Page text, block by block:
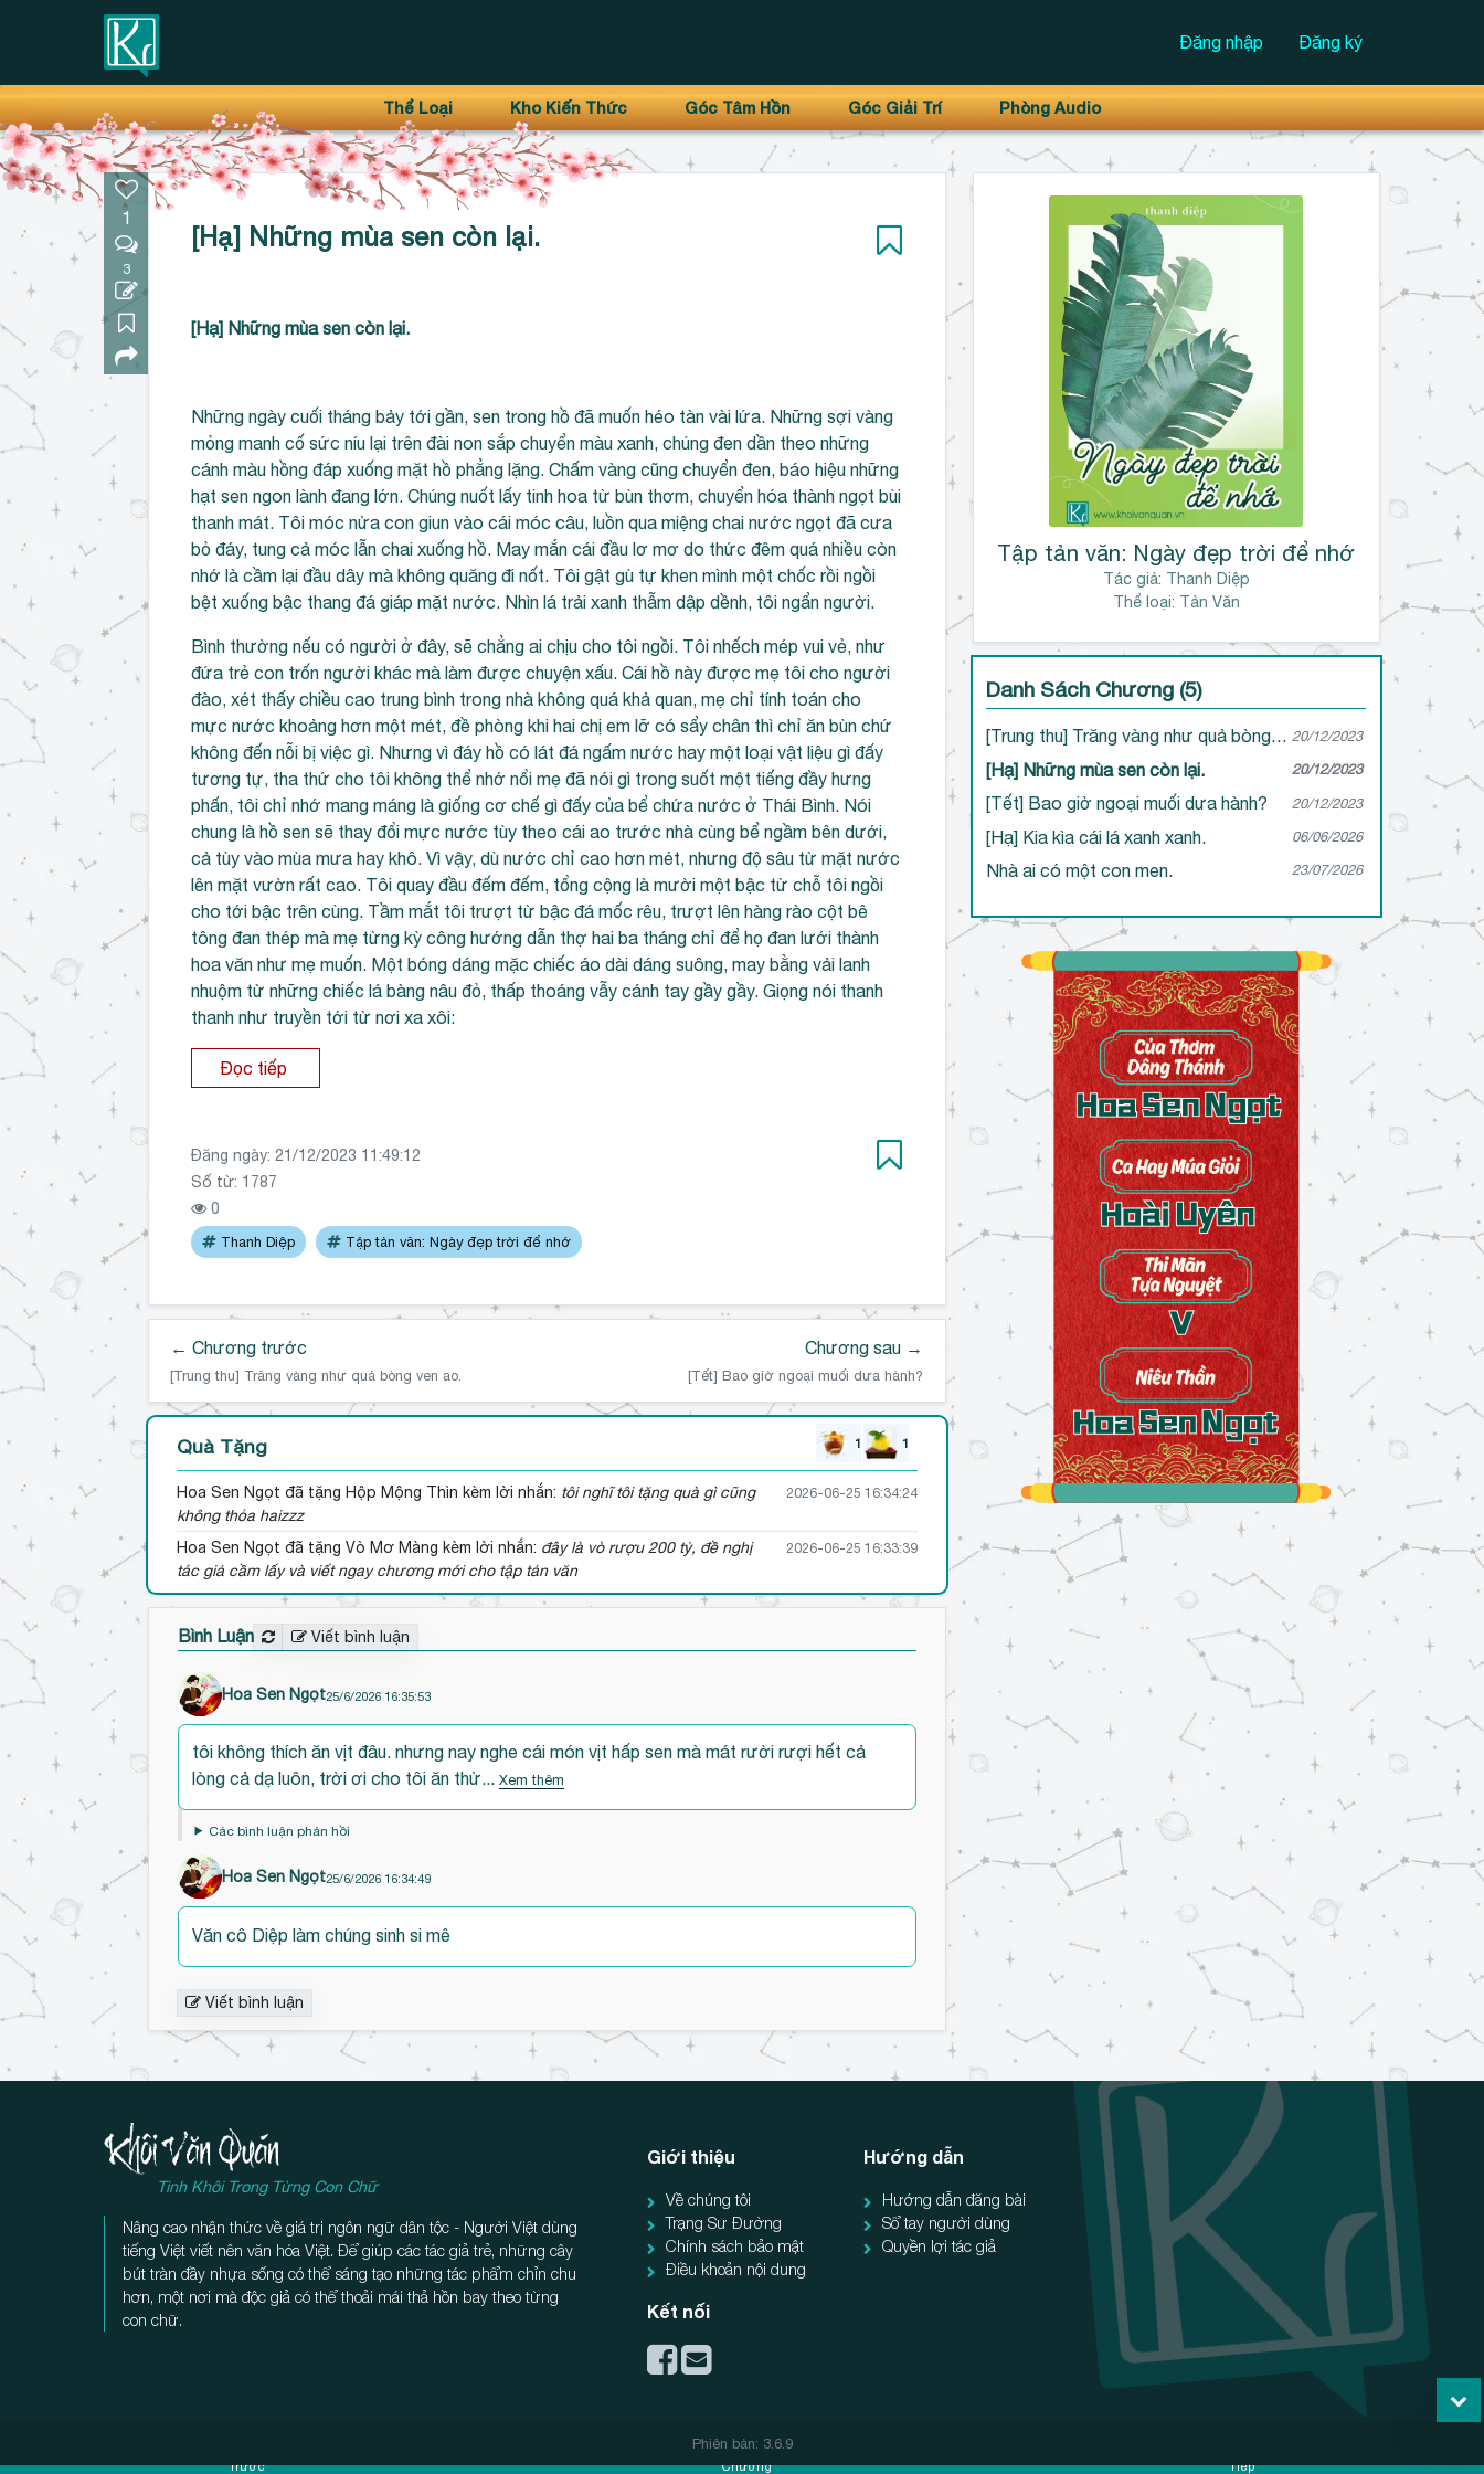
qua
Thanh điều hướng trên
Đăng nhập Đăng ký
Thể Loại Kho Kiến Thức Góc Tâm Hồn Góc Giải Trí Phòng Audio
1
3
[Hạ] Những mùa sen còn lại.
[Hạ] Những mùa sen còn lại.
Những ngày cuối tháng bảy tới gần, sen trong hồ đã muốn héo tàn vài lứa. Những sợi vàng
mỏng manh cố sức níu lại trên đài non sắp chuyển màu xanh, chúng đen dần theo những
cánh màu hồng đáp xuống mặt hồ phẳng lặng. Chấm vàng cũng chuyển đen, báo hiệu những
hạt sen ngon lành đang lớn. Chúng nuốt lấy tinh hoa từ bùn thơm, chuyển hóa thành ngọt bùi
thanh mát. Tôi móc nửa con giun vào cái móc câu, luồn qua miệng chai nước ngọt đã cưa
bỏ đáy, tung cả móc lẫn chai xuống hồ. May mắn cái đầu lơ mơ do thức đêm quá nhiều còn
nhớ là cầm lại đầu dây mà không quăng đi nốt. Tôi gật gù tự khen mình một chốc rồi ngồi
bệt xuống bậc thang đá giáp mặt nước. Nhìn lá trải xanh thẫm dập dềnh, tôi ngẩn người.
Bình thường nếu có người ở đây, sẽ chẳng ai chịu cho tôi ngồi. Tôi nhếch mép vui vẻ, như
đứa trẻ con trốn người khác mà làm được chuyện xấu. Cái hồ này được mẹ tôi cho người
đào, xét thấy chiều cao trung bình trong nhà không quá khả quan, mẹ chỉ tính toán cho
mực nước khoảng hơn một mét, đề phòng khi hai chị em lỡ có sẩy chân thì chỉ ăn bùn chứ
không đến nỗi bị việc gì. Nhưng vì đáy hồ có lát đá ngấm nước hay một loại vật liệu gì đấy
tương tự, tha thứ cho tôi không thể nhớ nổi mẹ đã nói gì trong suốt một tiếng đầy hưng
phấn, tôi chỉ nhớ mang máng là giống cơ chế gì đấy của bể chứa nước ở Thái Bình. Nói
chung là hồ sen sẽ thay đổi mực nước tùy theo cái ao trước nhà cùng bể ngầm bên dưới,
cả tùy vào mùa mưa hay khô. Vì vậy, dù nước chỉ cao hơn mét, nhưng độ sâu từ mặt nước
lên mặt vườn rất cao. Tôi quay đầu đếm đếm, tổng cộng là mười một bậc từ chỗ tôi ngồi
cho tới bậc trên cùng. Tầm mắt tôi trượt từ bậc đá mốc rêu, trượt lên hàng rào cột bê
tông đan thép mà mẹ từng kỳ công hướng dẫn thợ hai ba tháng chỉ để họ đan lưới thành
hoa văn như mẹ muốn. Một bóng dáng mặc chiếc áo dài dáng suông, may bằng vải lanh
nhuộm từ những chiếc lá bàng nâu đỏ, thấp thoáng vẫy cánh tay gầy gầy. Giọng nói thanh
thanh như truyền tới từ nơi xa xôi:
Đọc tiếp
Đăng ngày:21/12/2023 11:49:12
Số từ: 1787
0
Thanh Diệp Tập tản văn: Ngày đẹp trời để nhớ
← Chương trước
[Trung thu] Trăng vàng như quả bòng ven ao.
Chương sau →
[Tết] Bao giờ ngoại muối dưa hành?
Quà Tặng 1 1
Hoa Sen Ngọt đã tặng Hộp Mộng Thìn kèm lời nhắn: tôi nghĩ tôi tặng quà gì cũng
không thỏa haizzz
2026-06-25 16:34:24
Hoa Sen Ngọt đã tặng Vò Mơ Màng kèm lời nhắn: đây là vò rượu 200 tỷ, đề nghị
tác giả cầm lấy và viết ngay chương mới cho tập tản văn
2026-06-25 16:33:39
Bình Luận Viết bình luận
Đ
ầ
u
b
u
ậ
n
Hoa Sen Ngọt25/6/2026 16:35:53
tôi không thích ăn vịt đâu. nhưng nay nghe cái món vịt hấp sen mà mát rười rượi hết cả
lòng cả dạ luôn, trời ơi cho tôi ăn thử...Xem thêm
Các bình luận phản hồi
Hoa Sen Ngọt25/6/2026 16:34:49
Văn cô Diệp làm chúng sinh si mê
Viết bình luận
Tập tản văn: Ngày đẹp trời để nhớ
Tác giả: Thanh Diệp
Thể loại: Tản Văn
Danh Sách Chương (5)
[Trung thu] Trăng vàng như quả bòng ven ao. 20/12/2023
[Hạ] Những mùa sen còn lại. 20/12/2023
[Tết] Bao giờ ngoại muối dưa hành? 20/12/2023
[Hạ] Kia kìa cái lá xanh xanh. 06/06/2026
Nhà ai có một con men. 23/07/2026
Trước
5
Chương Tiếp
Tinh Khôi Trong Từng Con Chữ
Nâng cao nhận thức về giá trị ngôn ngữ dân tộc - Người Việt dùng
tiếng Việt viết nên văn hóa Việt. Để giúp các tác giả trẻ, những cây
bút tràn đầy nhựa sống có thể sáng tạo những tác phẩm chỉn chu
hơn, một nơi mà độc giả có thể thoải mái thả hồn bay theo từng
con chữ.
Giới thiệu
Về chúng tôi
Trạng Sư Đường
Chính sách bảo mật
Điều khoản nội dung
Kết nối
Hướng dẫn
Hướng dẫn đăng bài
Sổ tay người dùng
Quyền lợi tác giả
Phiên bản: 3.6.9